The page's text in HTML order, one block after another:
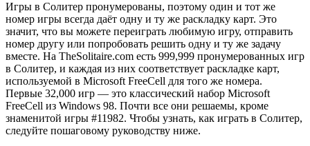
Игры в Солитер пронумерованы, поэтому один и тот же
номер игры всегда даёт одну и ту же раскладку карт. Это
значит, что вы можете переиграть любимую игру, отправить
номер другу или попробовать решить одну и ту же задачу
вместе. На TheSolitaire.com есть 999,999 пронумерованных игр
в Солитер, и каждая из них соответствует раскладке карт,
используемой в Microsoft FreeCell для того же номера.
Первые 32,000 игр — это классический набор Microsoft
FreeCell из Windows 98. Почти все они решаемы, кроме
знаменитой игры #11982. Чтобы узнать, как играть в Солитер,
следуйте пошаговому руководству ниже.